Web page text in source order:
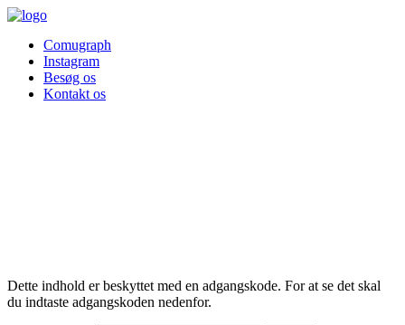
Comugraph
Instagram
Besøg os
Kontakt os
Dette indhold er beskyttet med en adgangskode. For at se det skal
du indtaste adgangskoden nedenfor.